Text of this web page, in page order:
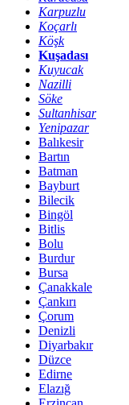
Karpuzlu
Koçarlı
Köşk
Kuşadası
Kuyucak
Nazilli
Söke
Sultanhisar
Yenipazar
Balıkesir
Bartın
Batman
Bayburt
Bilecik
Bingöl
Bitlis
Bolu
Burdur
Bursa
Çanakkale
Çankırı
Çorum
Denizli
Diyarbakır
Düzce
Edirne
Elazığ